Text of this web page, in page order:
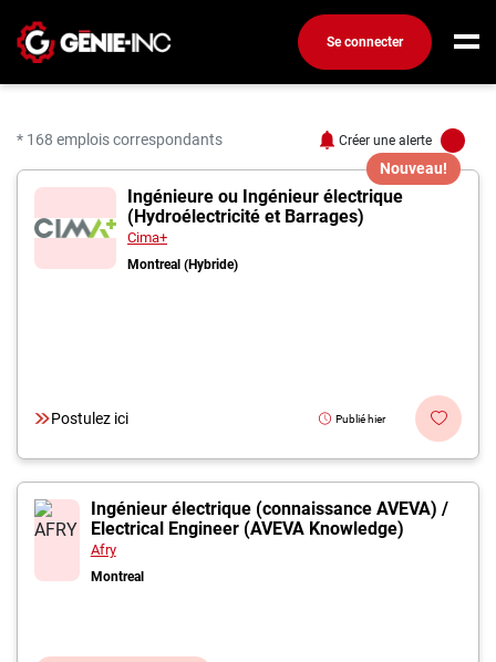
Se connecter
Créez un compte
Emplois
Recherchez un emploi
Compagnies
Inscrivez-vous à l'infolettre
Employeurs
* 168 emplois correspondants Créer une alerte
168 offres pour Nouveau!
Ingénieure ou Ingénieur électrique
(Hydroélectricité et Barrages)
Cima+
Montreal (Hybride)
Postulez ici Publié hier
Ingénieur électrique (connaissance AVEVA) /
Electrical Engineer (AVEVA Knowledge)
Afry
Montreal